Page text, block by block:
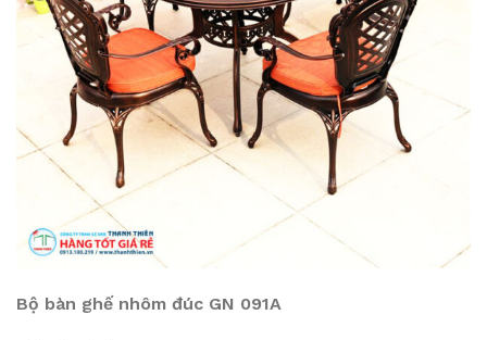
Bộ bàn ghế nhôm đúc GN 091A